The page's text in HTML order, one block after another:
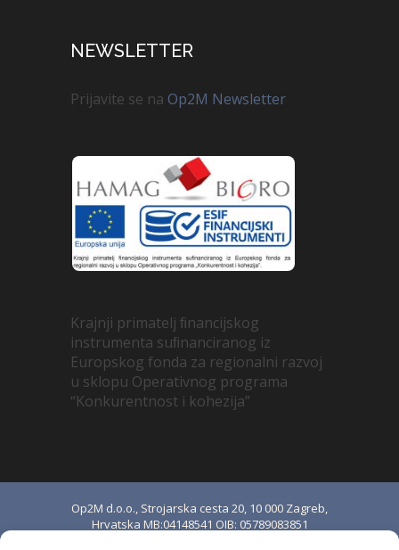
NEWSLETTER
Prijavite se na Op2M Newsletter
Krajnji primatelj ﬁnancijskog
instrumenta suﬁnanciranog iz
Europskog fonda za regionalni razvoj
u sklopu Operativnog programa
“Konkurentnost i kohezija”
Op2M d.o.o., Strojarska cesta 20, 10 000 Zagreb,
Hrvatska MB:04148541 OIB: 05789083851